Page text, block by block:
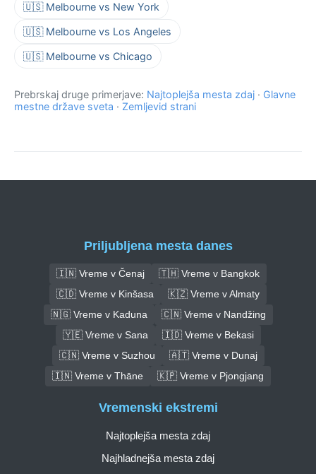
🇺🇸 Melbourne vs New York
🇺🇸 Melbourne vs Los Angeles
🇺🇸 Melbourne vs Chicago
Prebrskaj druge primerjave: Najtoplejša mesta zdaj · Glavne
mestne države sveta · Zemljevid strani
Priljubljena mesta danes
🇮🇳 Vreme v Čenaj
🇹🇭 Vreme v Bangkok
🇨🇩 Vreme v Kinšasa
🇰🇿 Vreme v Almaty
🇳🇬 Vreme v Kaduna
🇨🇳 Vreme v Nandžing
🇾🇪 Vreme v Sana
🇮🇩 Vreme v Bekasi
🇨🇳 Vreme v Suzhou
🇦🇹 Vreme v Dunaj
🇮🇳 Vreme v Thāne
🇰🇵 Vreme v Pjongjang
Vremenski ekstremi
Najtoplejša mesta zdaj
Najhladnejša mesta zdaj